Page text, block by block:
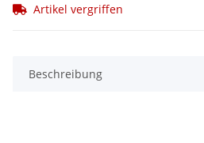
Artikel vergriffen
Beschreibung